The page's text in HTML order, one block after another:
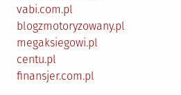
vabi.com.pl
blogzmotoryzowany.pl
megaksiegowi.pl
centu.pl
finansjer.com.pl